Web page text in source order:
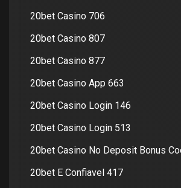
20bet Casino 706
20bet Casino 807
20bet Casino 877
20bet Casino App 663
20bet Casino Login 146
20bet Casino Login 513
20bet Casino No Deposit Bonus
20bet E Confiavel 417